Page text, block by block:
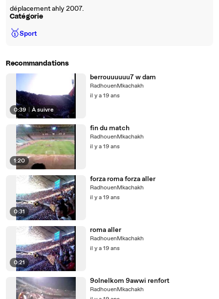
déplacement ahly 2007.
Catégorie
🥇Sport
Recommandations
0:39 À suivre
berrouuuuuu7 w dam
RadhouenMkachakh
il y a 19 ans
1:20
fin du match
RadhouenMkachakh
il y a 19 ans
0:31
forza roma forza aller
RadhouenMkachakh
il y a 19 ans
0:21
roma aller
RadhouenMkachakh
il y a 19 ans
9olnelkom 9awwi renfort
RadhouenMkachakh